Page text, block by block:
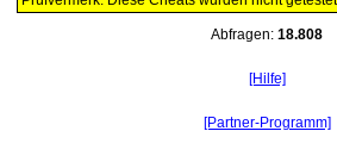
Abfragen: 18.808
[Hilfe]
[Partner-Programm]